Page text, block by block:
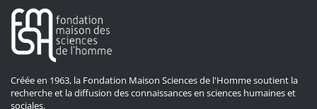
Créée en 1963, la Fondation Maison Sciences de l'Homme soutient la
recherche et la diffusion des connaissances en sciences humaines et
sociales.